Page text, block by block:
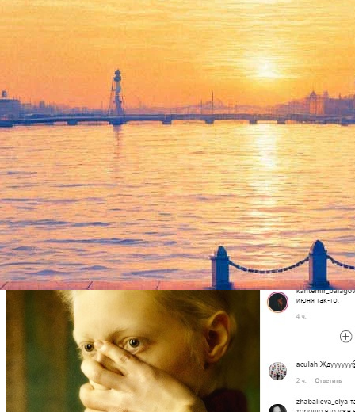
15 мая 2019, 18:22 Версия для печати
Фильм «Дылда» Кантемира Балагова о двух молодых
женщинах, вернувшихся с фронта в послевоенный
Ленинград, выйдет на экраны 20 июня. Об этом в Instagram
рассказал сам режиссёр.
В сети 15 мая опубликован официальный трейлер картины и
первый постер. Прокатом ленты займётся кинокомпания
«Пионер».